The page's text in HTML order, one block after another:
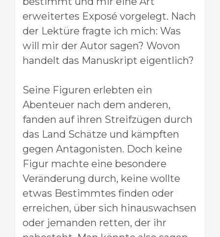
erweitertes Exposé vorgelegt. Nach
der Lektüre fragte ich mich: Was
will mir der Autor sagen? Wovon
handelt das Manuskript eigentlich?
Seine Figuren erlebten ein
Abenteuer nach dem anderen,
fanden auf ihren Streifzügen durch
das Land Schätze und kämpften
gegen Antagonisten. Doch keine
Figur machte eine besondere
Veränderung durch, keine wollte
etwas Bestimmtes finden oder
erreichen, über sich hinauswachsen
oder jemanden retten, der ihr